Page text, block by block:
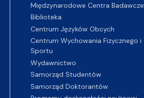
Międzynarodowe Centra Badawcze
Biblioteka
Centrum Języków Obcych
Centrum Wychowania Fizycznego i
Sportu
Wydawnictwo
Samorząd Studentów
Samorząd Doktorantów